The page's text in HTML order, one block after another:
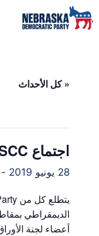
« كل الأحداث
اجتماع SCC: سكوتسبلوف
28 يونيو 2019 -
الديمقراطي
أعضاء لجنة